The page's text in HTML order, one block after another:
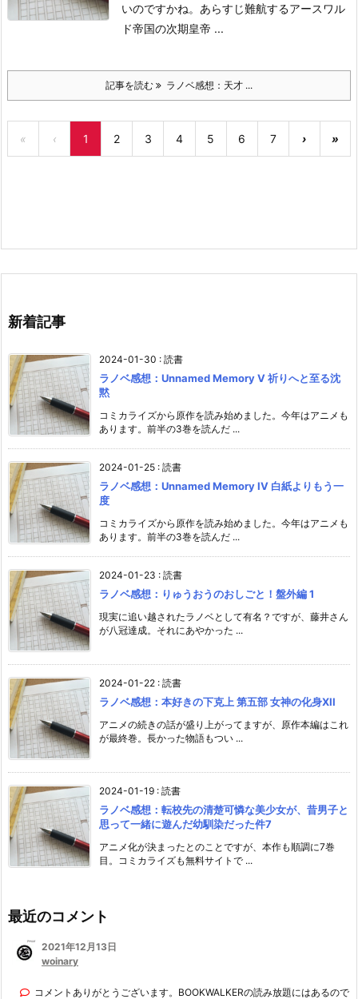
いのですかね。 あらすじ難航するアースワル
ド帝国の次期皇帝 ...
記事を読む ラノベ感想：天才 ...
« ‹ 1 2 3 4 5 6 7 › »
新着記事
2024-01-30 : 読書
ラノベ感想：Unnamed Memory V 祈りへと至る沈
黙
コミカライズから原作を読み始めました。今年はアニメも
あります。前半の3巻を読んだ ...
2024-01-25 : 読書
ラノベ感想：Unnamed Memory IV 白紙よりもう一
度
コミカライズから原作を読み始めました。今年はアニメも
あります。前半の3巻を読んだ ...
2024-01-23 : 読書
ラノベ感想：りゅうおうのおしごと！盤外編 1
現実に追い越されたラノベとして有名？ですが、藤井さん
が八冠達成。それにあやかった ...
2024-01-22 : 読書
ラノベ感想：本好きの下克上 第五部 女神の化身XII
アニメの続きの話が盛り上がってますが、原作本編はこれ
が最終巻。長かった物語もつい ...
2024-01-19 : 読書
ラノベ感想：転校先の清楚可憐な美少女が、昔男子と
思って一緒に遊んだ幼馴染だった件7
アニメ化が決まったとのことですが、本作も順調に7巻
目。コミカライズも無料サイトで ...
最近のコメント
2021年12月13日
woinary
コメントありがとうございます。BOOKWALKERの読み放題にはあるので